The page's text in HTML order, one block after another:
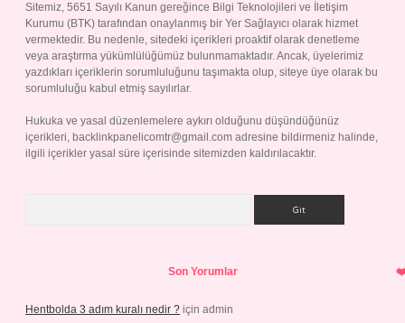
Sitemiz, 5651 Sayılı Kanun gereğince Bilgi Teknolojileri ve İletişim
Kurumu (BTK) tarafından onaylanmış bir Yer Sağlayıcı olarak hizmet
vermektedir. Bu nedenle, sitedeki içerikleri proaktif olarak denetleme
veya araştırma yükümlülüğümüz bulunmamaktadır. Ancak, üyelerimiz
yazdıkları içeriklerin sorumluluğunu taşımakta olup, siteye üye olarak bu
sorumluluğu kabul etmiş sayılırlar.
Hukuka ve yasal düzenlemelere aykırı olduğunu düşündüğünüz
içerikleri, backlinkpanelicomtr@gmail.com adresine bildirmeniz halinde,
ilgili içerikler yasal süre içerisinde sitemizden kaldırılacaktır.
Son Yorumlar
Hentbolda 3 adım kuralı nedir ? için admin